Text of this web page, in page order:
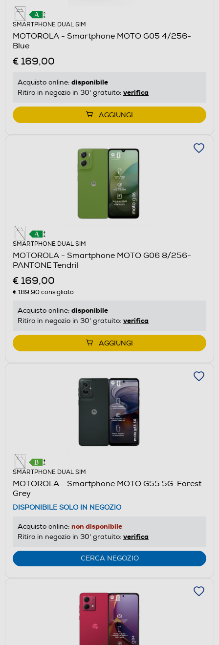
SMARTPHONE DUAL SIM
MOTOROLA - Smartphone MOTO G05 4/256-
Blue
€ 169,00
Acquisto online: disponibile
Ritiro in negozio in 30' gratuito: verifica
AGGIUNGI
SMARTPHONE DUAL SIM
MOTOROLA - Smartphone MOTO G06 8/256-
PANTONE Tendril
€ 169,00
€ 189,90consigliato
Acquisto online: disponibile
Ritiro in negozio in 30' gratuito: verifica
AGGIUNGI
SMARTPHONE DUAL SIM
MOTOROLA - Smartphone MOTO G55 5G-Forest
Grey
DISPONIBILE SOLO IN NEGOZIO
Acquisto online: non disponibile
Ritiro in negozio in 30' gratuito: verifica
CERCA NEGOZIO